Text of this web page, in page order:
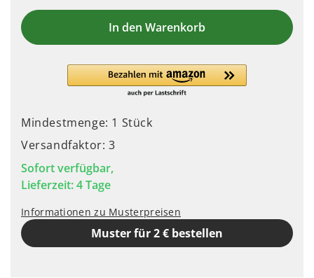
In den Warenkorb
Mindestmenge: 1 Stück
Versandfaktor: 3
Sofort verfügbar,
Lieferzeit: 4 Tage
Informationen zu Musterpreisen
Muster für 2 € bestellen